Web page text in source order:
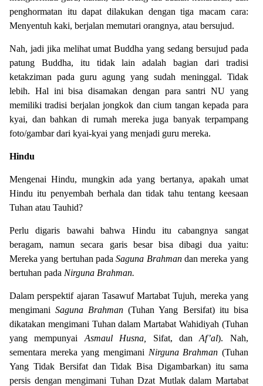
penghormatan itu dapat dilakukan dengan tiga macam cara:
Menyentuh kaki, berjalan memutari orangnya, atau bersujud.
Nah, jadi jika melihat umat Buddha yang sedang bersujud pada
patung Buddha, itu tidak lain adalah bagian dari tradisi
ketakziman pada guru agung yang sudah meninggal. Tidak
lebih. Hal ini bisa disamakan dengan para santri NU yang
memiliki tradisi berjalan jongkok dan cium tangan kepada para
kyai, dan bahkan di rumah mereka juga banyak terpampang
foto/gambar dari kyai-kyai yang menjadi guru mereka.
Hindu
Mengenai Hindu, mungkin ada yang bertanya, apakah umat
Hindu itu penyembah berhala dan tidak tahu tentang keesaan
Tuhan atau Tauhid?
Perlu digaris bawahi bahwa Hindu itu cabangnya sangat
beragam, namun secara garis besar bisa dibagi dua yaitu:
Mereka yang bertuhan padaSaguna Brahmandan mereka yang
bertuhan pada Nirguna Brahman.
Dalam perspektif ajaran Tasawuf Martabat Tujuh, mereka yang
mengimaniSaguna Brahman (Tuhan Yang Bersifat) itu bisa
dikatakan mengimani Tuhan dalam Martabat Wahidiyah (Tuhan
yang mempunyai Asmaul Husna, Sifat, danAf’al). Nah,
sementara mereka yang mengimani Nirguna Brahman (Tuhan
Yang Tidak Bersifat dan Tidak Bisa Digambarkan) itu sama
persis dengan mengimani Tuhan Dzat Mutlak dalam Martabat